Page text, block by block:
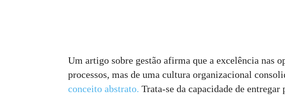
Um artigo sobre gestão afirma que a excelência nas
processos, mas de uma cultura organizacional
conceito abstrato. Trata-se da capacidade de